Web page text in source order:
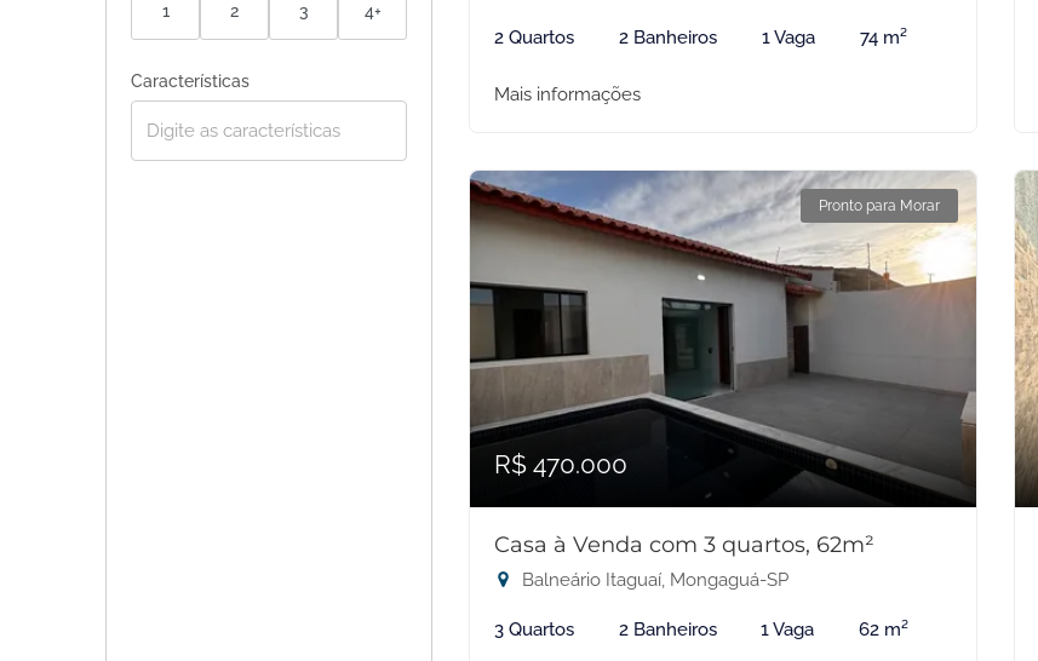
1 2 3 4+
Características
2 Quartos 2 Banheiros 1 Vaga 74 m²
Mais informações
Pronto para Morar
R$ 470.000
Casa à Venda com 3 quartos, 62m²
Balneário Itaguaí, Mongaguá-SP
3 Quartos 2 Banheiros 1 Vaga 62 m²